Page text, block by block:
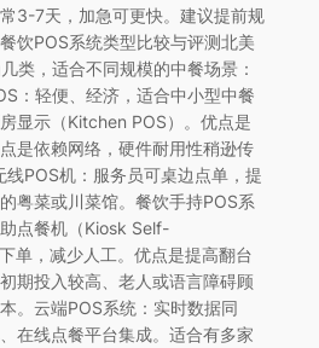
3-7天，加急可更快。建议提前规
饮POS系统类型比较与评测北美
类，适合不同规模的中餐场景：
：轻便、经济，适合中小型中餐
显示（Kitchen POS）。优点是
是依赖网络，硬件耐用性稍逊传
POS机：服务员可桌边点单，提
粤菜或川菜馆。餐饮手持POS系
点餐机（Kiosk Self-
单，减少人工。优点是提高翻台
期投入较高、老人或语言障碍顾
。云端POS系统：实时数据同
在线点餐平台集成。适合有多家